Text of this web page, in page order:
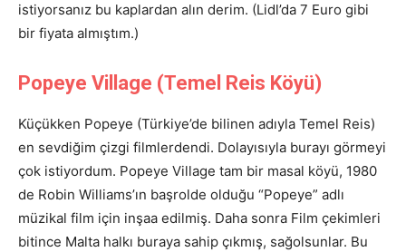
istiyorsanız bu kaplardan alın derim. (Lidl’da 7 Euro gibi
bir fiyata almıştım.)
Popeye Village (Temel Reis Köyü)
Küçükken Popeye (Türkiye’de bilinen adıyla Temel Reis)
en sevdiğim çizgi filmlerdendi. Dolayısıyla burayı görmeyi
çok istiyordum. Popeye Village tam bir masal köyü, 1980
de Robin Williams’ın başrolde olduğu “Popeye” adlı
müzikal film için inşaa edilmiş. Daha sonra Film çekimleri
bitince Malta halkı buraya sahip çıkmış, sağolsunlar. Bu